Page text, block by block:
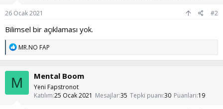
26 Ocak 2021 #2
Bilimsel bir açıklaması yok.
T
p
k
i
l
e
MR.NO FAP
M Mental Boom
Yeni Fapstronot
Katılım 25 Ocak 2021 Mesajlar35 Tepki puanı 30 Puanları 19